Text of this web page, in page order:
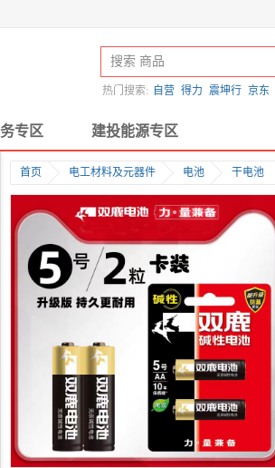
热门搜索: 自营 得力 震坤行 京东
专区 建投能源专区
首页 电工材料及元器件 电池 干电池